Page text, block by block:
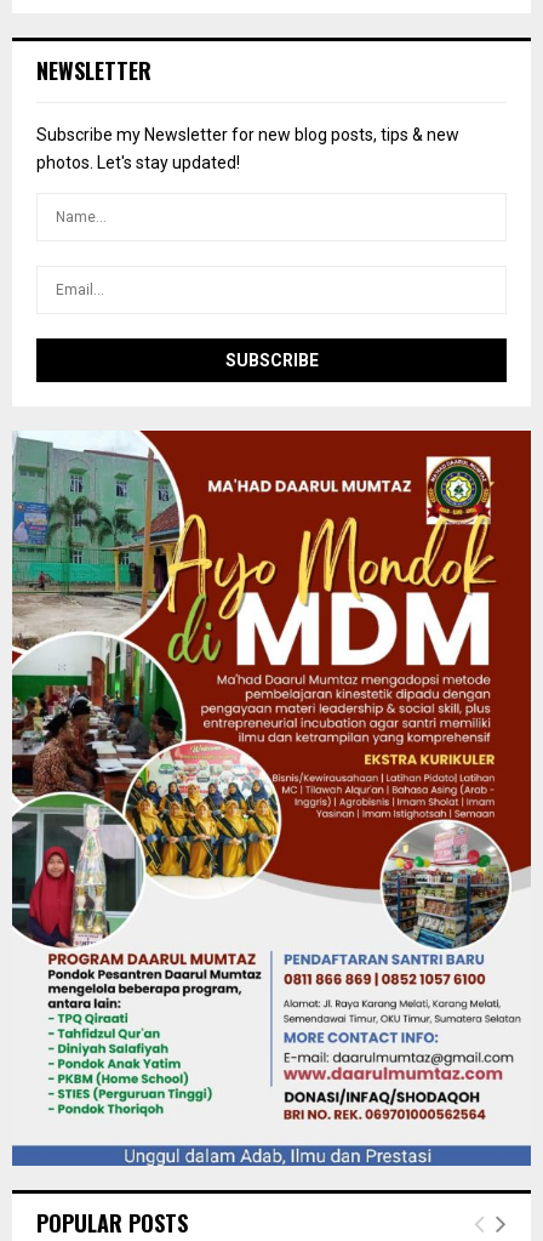
h
o
r
NEWSLETTER
Subscribe my Newsletter for new blog posts, tips & new
photos. Let's stay updated!
POPULAR POSTS